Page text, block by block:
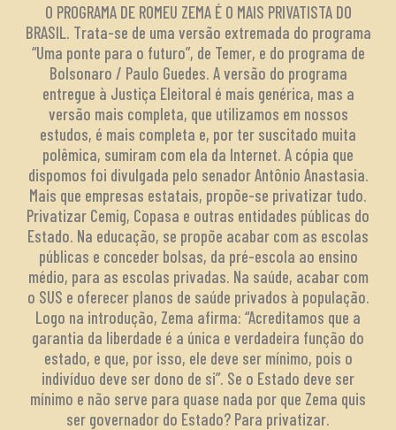
O PROGRAMA DE ROMEU ZEMA É O MAIS PRIVATISTA DO
BRASIL. Trata-se de uma versão extremada do programa
“Uma ponte para o futuro”, de Temer, e do programa de
Bolsonaro / Paulo Guedes. A versão do programa
entregue à Justiça Eleitoral é mais genérica, mas a
versão mais completa, que utilizamos em nossos
estudos, é mais completa e, por ter suscitado muita
polêmica, sumiram com ela da Internet. A cópia que
dispomos foi divulgada pelo senador Antônio Anastasia.
Mais que empresas estatais, propõe-se privatizar tudo.
Privatizar Cemig, Copasa e outras entidades públicas do
Estado. Na educação, se propõe acabar com as escolas
públicas e conceder bolsas, da pré-escola ao ensino
médio, para as escolas privadas. Na saúde, acabar com
o SUS e oferecer planos de saúde privados à população.
Logo na introdução, Zema afirma: “Acreditamos que a
garantia da liberdade é a única e verdadeira função do
estado, e que, por isso, ele deve ser mínimo, pois o
indivíduo deve ser dono de si”. Se o Estado deve ser
mínimo e não serve para quase nada por que Zema quis
ser governador do Estado? Para privatizar.